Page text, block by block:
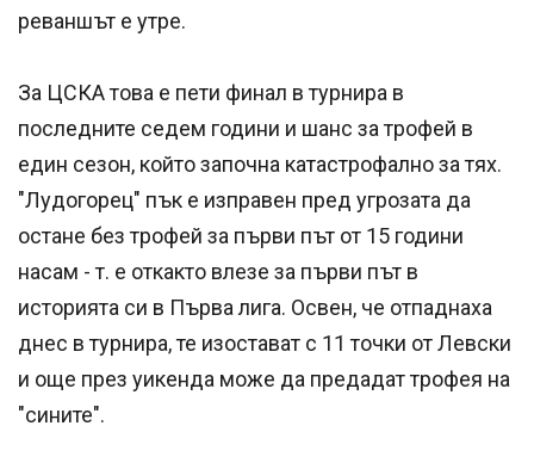
реваншът е утре.
За ЦСКА това е пети финал в турнира в
последните седем години и шанс за трофей в
един сезон, който започна катастрофално за тях.
"Лудогорец" пък е изправен пред угрозата да
остане без трофей за първи път от 15 години
насам - т. е откакто влезе за първи път в
историята си в Първа лига. Освен, че отпаднаха
днес в турнира, те изостават c 11 точки от Левски
и още през уикенда може да предадат трофея на
"сините".